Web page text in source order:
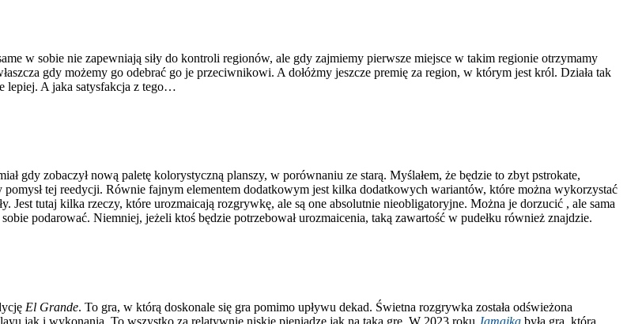
w sobie nie zapewniają siły do kontroli regionów, ale gdy zajmiemy pierwsze miejsce w takim regionie otrzymamy
gdy możemy go odebrać go je przeciwnikowi. A dołóżmy jeszcze premię za region, w którym jest król. Działa tak
lepiej. A jaka satysfakcja z tego…
gdy zobaczył nową paletę kolorystyczną planszy, w porównaniu ze starą. Myślałem, że będzie to zbyt pstrokate,
pomysł tej reedycji. Równie fajnym elementem dodatkowym jest kilka dodatkowych wariantów, które można wykorzystać
tutaj kilka rzeczy, które urozmaicają rozgrywkę, ale są one absolutnie nieobligatoryjne. Można je dorzucić , ale sama
podarować. Niemniej, jeżeli ktoś będzie potrzebował urozmaicenia, taką zawartość w pudełku również znajdzie.
El Grande. To gra, w którą doskonale się gra pomimo upływu dekad. Świetna rozgrywka została odświeżona
jak i wykonania. To wszystko za relatywnie niskie pieniądze jak na taką grę. W 2023 roku Jamajka była grą, którą